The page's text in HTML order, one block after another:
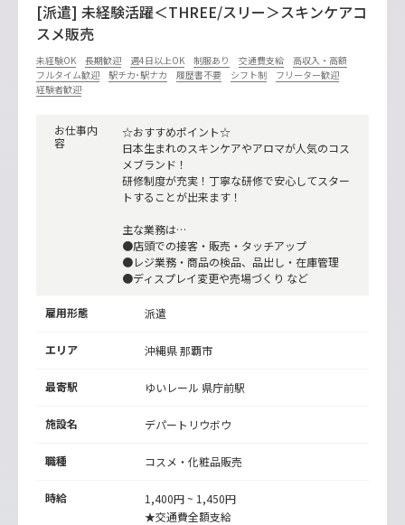
[派遣] 未経験活躍＜THREE/スリー＞スキンケアコ
スメ販売
未経験OK 長期歓迎 週4日以上OK 制服あり 交通費支給
高収入・高額
フルタイム歓迎
駅チカ･駅ナカ 履歴書不要 シフト制
フリーター歓迎
経験者歓迎
お仕事内
容
☆おすすめポイント☆
日本生まれのスキンケアやアロマが人気のコス
メブランド！
研修制度が充実！丁寧な研修で安心してスター
トすることが出来ます！
主な業務は…
●店頭での接客・販売・タッチアップ
●レジ業務・商品の検品、品出し・在庫管理
●ディスプレイ変更や売場づくり など
雇用形態 派遣
エリア 沖縄県 那覇市
最寄駅 ゆいレール 県庁前駅
施設名 デパートリウボウ
職種 コスメ・化粧品販売
時給
1,400円 ~ 1,450円
★交通費全額支給